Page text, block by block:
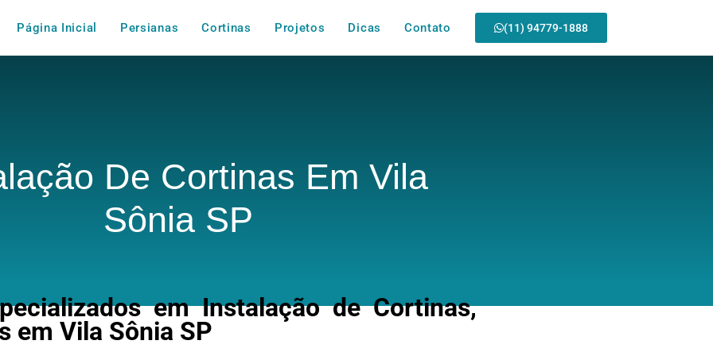
Página Inicial Persianas Cortinas Projetos Dicas Contato (11) 94779-1888
De Cortinas Em Vila
Sônia SP
em Instalação de Cortinas,
em Vila Sônia SP